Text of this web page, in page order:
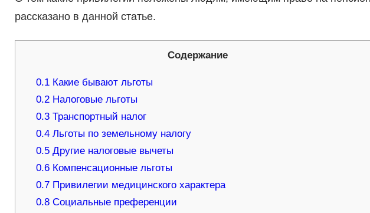
рассказано в данной статье.
Содержание
0.1 Какие бывают льготы
0.2 Налоговые льготы
0.3 Транспортный налог
0.4 Льготы по земельному налогу
0.5 Другие налоговые вычеты
0.6 Компенсационные льготы
0.7 Привилегии медицинского характера
0.8 Социальные преференции